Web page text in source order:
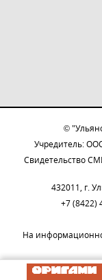
©
Учредитель:
Свидетельство
432011, г.
+7 (8422)
На